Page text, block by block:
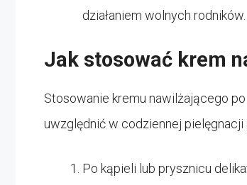
działaniem wolnych
Jak stosować krem
Stosowanie kremu nawilżającego
uwzględnić w codziennej pielęgnacji
Po kąpieli lub prysznicu